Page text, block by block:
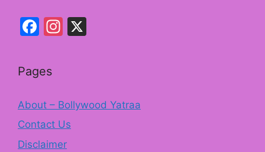
Facebook
Instagram
Pages
About – Bollywood Yatraa
Contact Us
Disclaimer